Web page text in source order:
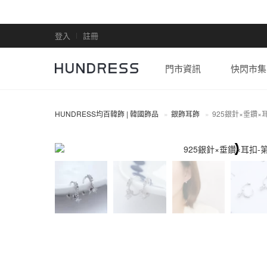
登入 註冊
門市資訊 快閃市集
HUNDRESS均百韓飾 | 韓國飾品 銀飾耳飾 925銀針×垂鑽×
全部商品